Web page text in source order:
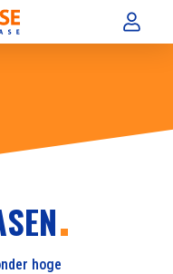
hoge